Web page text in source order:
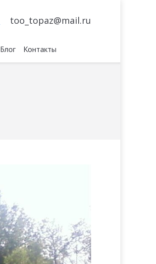
too_topaz@mail.ru
Блог Контакты